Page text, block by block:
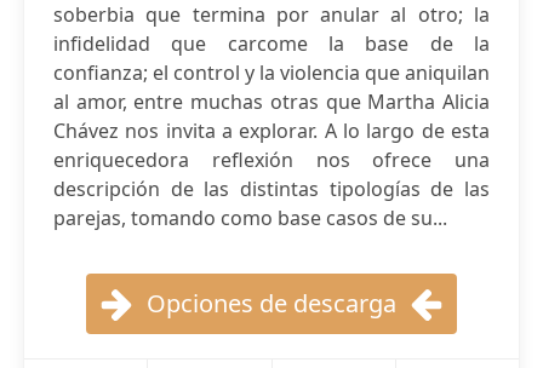
soberbia que termina por anular al otro; la
infidelidad que carcome la base de la
confianza; el control y la violencia que aniquilan
al amor, entre muchas otras que Martha Alicia
Chávez nos invita a explorar. A lo largo de esta
enriquecedora reflexión nos ofrece una
descripción de las distintas tipologías de las
parejas, tomando como base casos de su...
Opciones de descarga